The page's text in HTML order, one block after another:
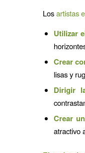
Losartistas
Utilizar
Crear
lisas y
Dirigir
Crear
atractivo